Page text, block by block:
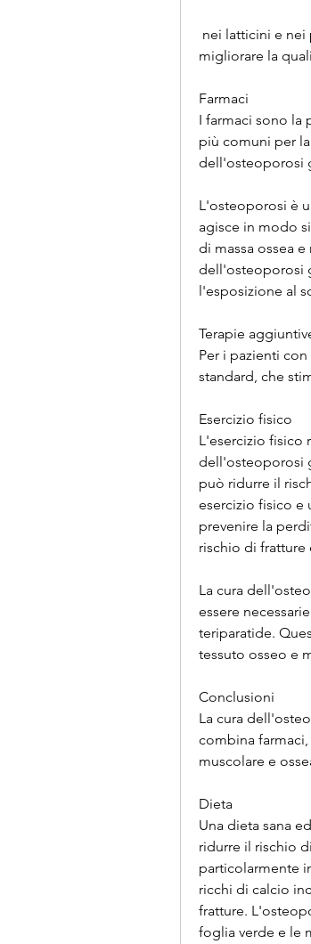
migliorare la
Farmaci
I farmaci sono la
più comuni per
dell'osteoporosi
L'osteoporosi è
agisce in modo
di massa ossea
dell'osteoporosi
l'esposizione al
Terapie
Per i pazienti
standard, che
Esercizio fisico
L'esercizio fisico
dell'osteoporosi
può ridurre il
esercizio fisico e
prevenire la
rischio di
La cura
essere
teriparatide.
tessuto osseo e
Conclusioni
La cura
combina
muscolare e
Dieta
Una dieta sana
ridurre il rischio
particolarmente
ricchi di calcio
fratture.
foglia verde e le